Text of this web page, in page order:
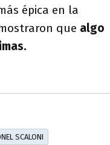
épica en la
que algo
SCALONI